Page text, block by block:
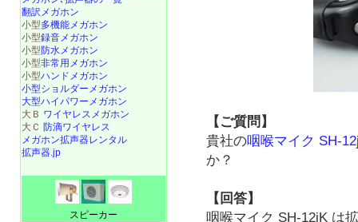
【ご質問】
貴社の咽喉マイク SH-
か？
【回答】
咽喉マイク SH-12jK は
翻訳メガホン
小型多機能メガホン
小型録音メガホン
小型防水メガホン
小型非常用メガホン
小型ハンドメガホン
小型ショルダーメガホン
大型ハイパワーメガホン
大Ｂ ワイヤレスメガホン
大Ｃ 防滴ワイヤレス
メガホン拡声器レンタル
拡声器.jp
スピーカー